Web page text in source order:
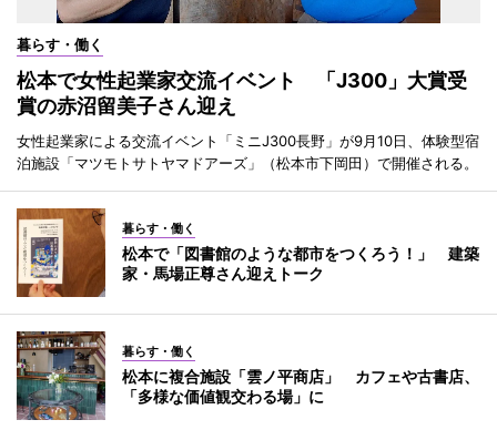
暮らす・働く
松本で女性起業家交流イベント 「J300」大賞受
賞の赤沼留美子さん迎え
女性起業家による交流イベント「ミニJ300長野」が9月10日、体験型宿
泊施設「マツモトサトヤマドアーズ」（松本市下岡田）で開催される。
暮らす・働く
松本で「図書館のような都市をつくろう！」 建築
家・馬場正尊さん迎えトーク
暮らす・働く
松本に複合施設「雲ノ平商店」 カフェや古書店、
「多様な価値観交わる場」に